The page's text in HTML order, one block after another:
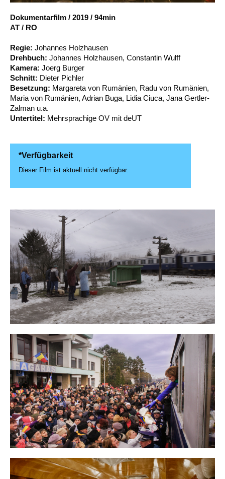
Account
Suche
Dokumentarfilm / 2019 / 94min
AT / RO
Regie: Johannes Holzhausen
Drehbuch: Johannes Holzhausen, Constantin Wulff
Kamera: Joerg Burger
Schnitt: Dieter Pichler
Besetzung: Margareta von Rumänien, Radu von Rumänien,
Maria von Rumänien, Adrian Buga, Lidia Ciuca, Jana Gertler-
Zalman u.a.
Untertitel: Mehrsprachige OV mit deUT
*Verfügbarkeit
Dieser Film ist aktuell nicht verfügbar.